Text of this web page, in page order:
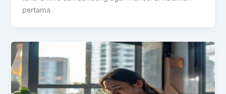
pertama